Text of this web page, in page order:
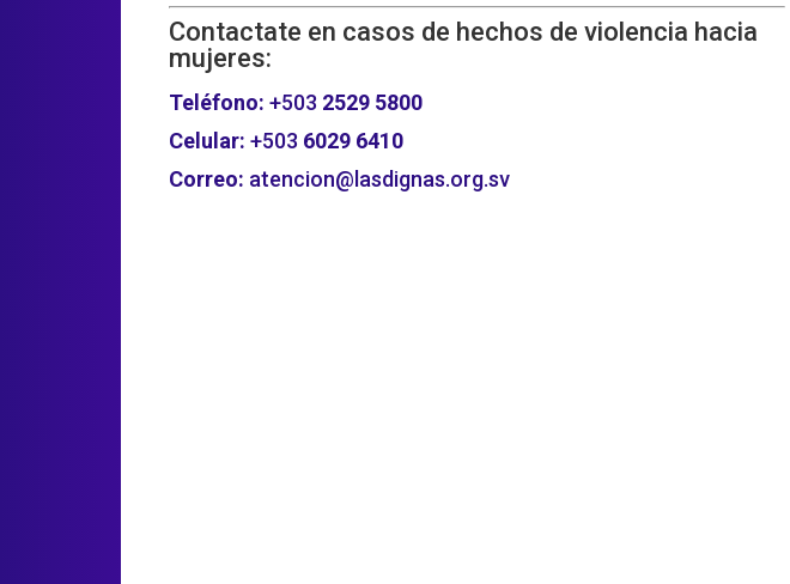
Contactate en casos de hechos de violencia hacia
mujeres:
Teléfono: +503 2529 5800
Celular: +503 6029 6410
Correo: atencion@lasdignas.org.sv